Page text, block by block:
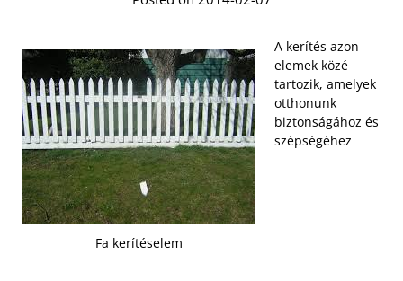
Fa kerítéselem
A kerítés azon
elemek közé
tartozik, amelyek
otthonunk
biztonságához és
szépségéhez